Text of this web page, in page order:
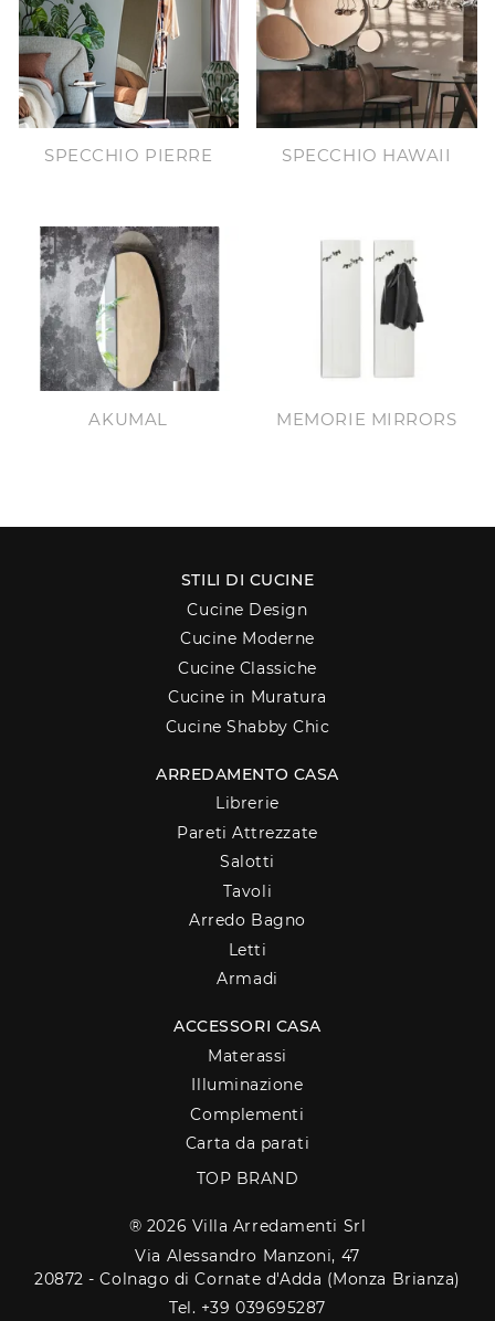
SPECCHIO PIERRE SPECCHIO HAWAII
AKUMAL MEMORIE MIRRORS
STILI DI CUCINE
Cucine Design
Cucine Moderne
Cucine Classiche
Cucine in Muratura
Cucine Shabby Chic
ARREDAMENTO CASA
Librerie
Pareti Attrezzate
Salotti
Tavoli
Arredo Bagno
Letti
Armadi
ACCESSORI CASA
Materassi
Illuminazione
Complementi
Carta da parati
TOP BRAND
® 2026 Villa Arredamenti Srl
Via Alessandro Manzoni, 47
20872 - Colnago di Cornate d'Adda (Monza Brianza)
Tel. +39 039695287